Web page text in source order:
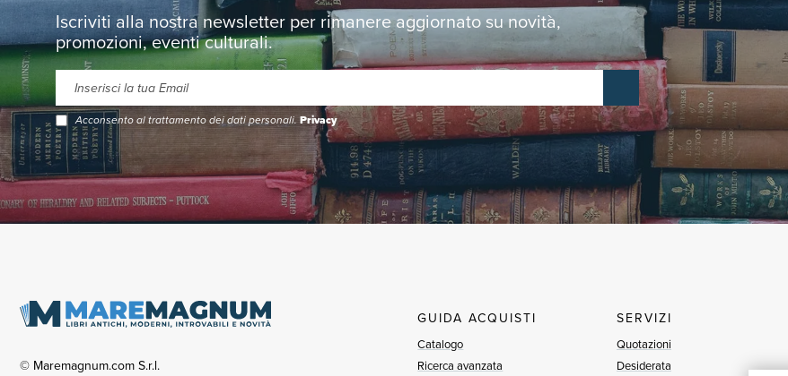
Iscriviti alla nostra newsletter per rimanere aggiornato su novità,
promozioni, eventi culturali.
Acconsento al trattamento dei dati personali.Privacy
© Maremagnum.com S.r.l.
GUIDA ACQUISTI
Catalogo
Ricerca avanzata
SERVIZI
Quotazioni
Desiderata